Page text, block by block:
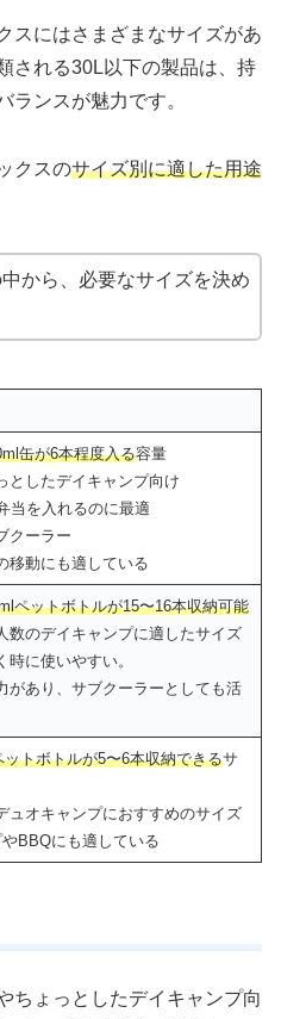
スにはさまざまなサイズがあ
される30L以下の製品は、持
ランスが魅力です。
クスのサイズ別に適した用途
から、必要なサイズを決め
缶が6本程度入る容量
としたデイキャンプ向け
当を入れるのに最適
クーラー
移動にも適している
ペットボトルが15〜16本収納可能
数のデイキャンプに適したサイズ
時に使いやすい。
があり、サブクーラーとしても活
ットボトルが5〜6本収納できるサ
ュオキャンプにおすすめのサイズ
BBQにも適している
ちょっとしたデイキャンプ向